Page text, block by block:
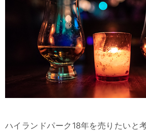
ハイランドパーク18年を売りたいと